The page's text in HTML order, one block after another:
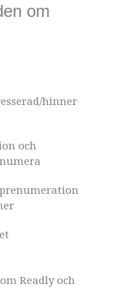
om
hinner
och
Readly och